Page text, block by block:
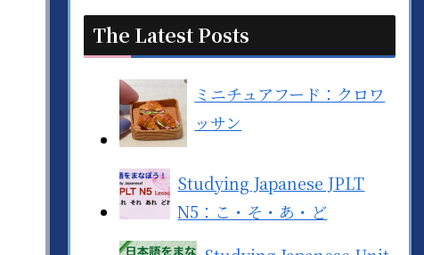
The Latest Posts
ミニチュアフード：クロワ
ッサン
Studying Japanese JPLT
N5：こ・そ・あ・ど